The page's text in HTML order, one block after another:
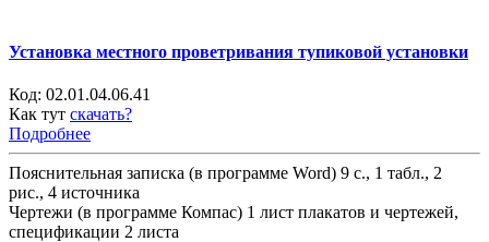
Установка местного проветривания тупиковой установки
Код: 02.01.04.06.41
Как тут скачать?
Подробнее
Пояснительная записка (в программе Word) 9 с., 1 табл., 2
рис., 4 источника
Чертежи (в программе Компас) 1 лист плакатов и чертежей,
спецификации 2 листа